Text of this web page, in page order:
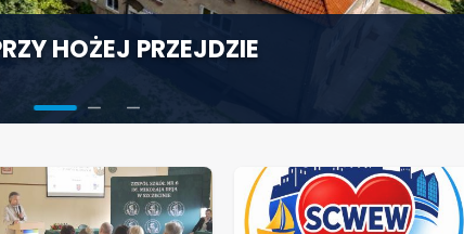
HOŻEJ PRZEJDZIE
JAKOŚĆ ŻYWIENIA W EDUKACJI –
W ŚWIETLE
WŁĄCZAJĄCĄ - NOWE
ROZPOCZYNA DZIAŁALNOŚĆ